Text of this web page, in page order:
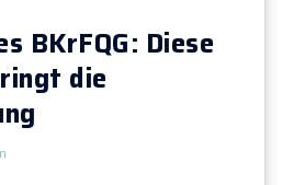
BKrFQG: Diese
die